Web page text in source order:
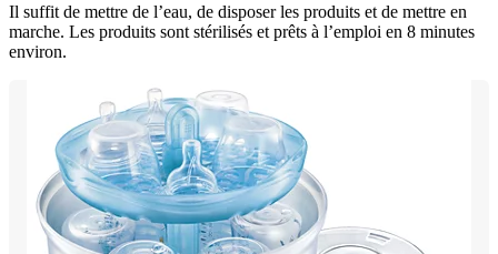
Il suffit de mettre de l’eau, de disposer les produits et de mettre en
marche. Les produits sont stérilisés et prêts à l’emploi en 8 minutes
environ.